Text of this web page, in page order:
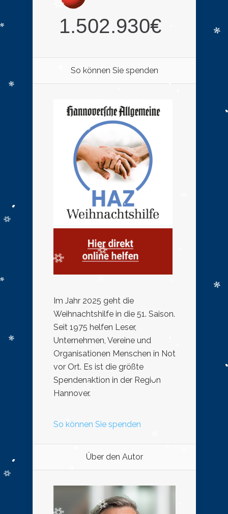
So können Sie spenden
Im Jahr 2025 geht die
Weihnachtshilfe in die 51. Saison.
Seit 1975 helfen Leser,
Unternehmen, Vereine und
Organisationen Menschen in Not
vor Ort. Es ist die größte
Spendenaktion in der Region
Hannover.
So können Sie spenden
Über den Autor